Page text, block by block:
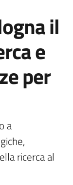
il
e
per
a
ricerca al